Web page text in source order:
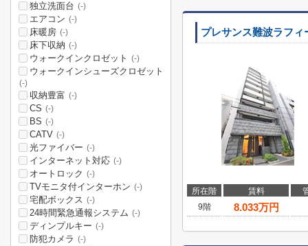
プレサンス難波ラフィ
所在階 賃料
9階
8.033万円
独立洗面台 (-)
エアコン (-)
床暖房 (-)
床下収納 (-)
ウォークインクロゼット (-)
ウォークインシューズクロゼット
(-)
収納豊富 (-)
CS (-)
BS (-)
CATV (-)
光ファイバー (-)
インターネット対応 (-)
オートロック (-)
TVモニタ付インターホン (-)
宅配ボックス (-)
24時間緊急通報システム (-)
ディンプルキー (-)
防犯カメラ (-)